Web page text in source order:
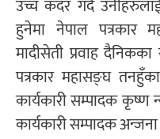
उच्च कदर गर्दै
हुनेमा नेपाल पत्रकार
मादीसेती प्रवाह
पत्रकार महासङ्घ
कार्यकारी सम्पादक कृष्ण
कार्यकारी सम्पादक